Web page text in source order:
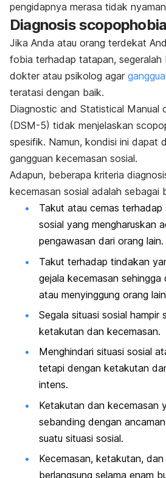
pengidapnya merasa tidak
Diagnosisscopophobia
Jika Anda atau orang terdekat
fobia terhadap tatapan, segeralah
dokter atau psikolog agar
teratasi dengan baik.
Diagnostic and Statistical Manual
(DSM-5) tidak menjelaskan
spesifik. Namun, kondisi ini dapat
gangguan kecemasan sosial.
Adapun, beberapa kriteria
kecemasan sosial adalah sebagai
Takut atau cemas terhadap
sosial yang mengharuskan
pengawasan dari orang lain.
Takut terhadap tindakan
gejala kecemasan sehingga
atau menyinggung orang
Segala situasi sosial hampir
ketakutan dan kecemasan.
Menghindari situasi sosial
tetapi dengan ketakutan
intens.
Ketakutan dan kecemasan
sebanding dengan
suatu situasi sosial.
Kecemasan, ketakutan,
berlangsung selama enam